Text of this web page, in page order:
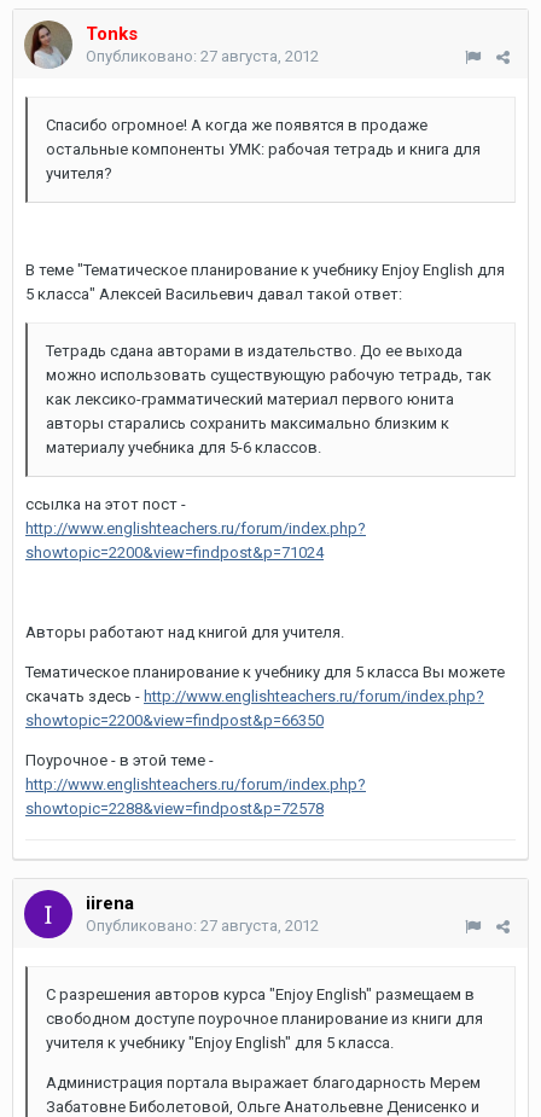
Tonks
Опубликовано: 27 августа, 2012
Спасибо огромное! А когда же появятся в продаже
остальные компоненты УМК: рабочая тетрадь и книга для
учителя?
В теме "Тематическое планирование к учебнику Enjoy English для
5 класса" Алексей Васильевич давал такой ответ:
Тетрадь сдана авторами в издательство. До ее выхода
можно использовать существующую рабочую тетрадь, так
как лексико-грамматический материал первого юнита
авторы старались сохранить максимально близким к
материалу учебника для 5-6 классов.
ссылка на этот пост -
http://www.englishteachers.ru/forum/index.php?
showtopic=2200&view=findpost&p=71024
Авторы работают над книгой для учителя.
Тематическое планирование к учебнику для 5 класса Вы можете
скачать здесь - http://www.englishteachers.ru/forum/index.php?
showtopic=2200&view=findpost&p=66350
Поурочное - в этой теме -
http://www.englishteachers.ru/forum/index.php?
showtopic=2288&view=findpost&p=72578
iirena
Опубликовано: 27 августа, 2012
С разрешения авторов курса "Enjoy English" размещаем в
свободном доступе поурочное планирование из книги для
учителя к учебнику "Enjoy English" для 5 класса.
Администрация портала выражает благодарность Мерем
Забатовне Биболетовой, Ольге Анатольевне Денисенко и